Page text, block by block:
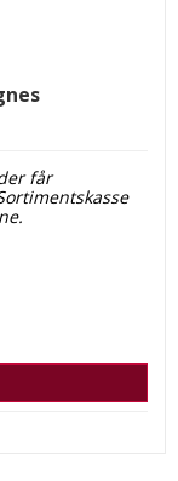
får